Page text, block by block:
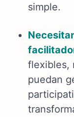
simple.
flexibles,
puedan